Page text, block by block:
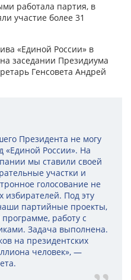
работала партия, в
участие более 31
«Единой России» в
заседании Президиума
Генсовета Андрей
Президента не могу
«Единой России». На
мы ставили своей
участки и
голосование не
Под эту
партийные проекты,
работу с
Задача выполнена.
на президентских
человек», —